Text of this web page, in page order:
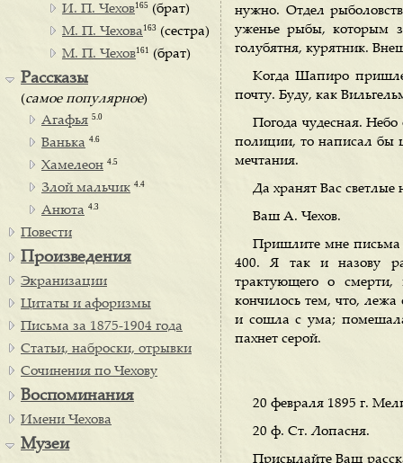
нужно. Отдел
уженье рыбы, которым
голубятня, курятник.
Когда Шапиро
почту. Буду, как
Погода чудесная.
полиции, то написал бы
мечтания.
Да хранят Вас светлые
Ваш А. Чехов.
Пришлите мне письма
400. Я так и назову
трактующего о
кончилось тем, что, лежа
и сошла с ума;
пахнет серой.
20 февраля 1895 г.
20 ф. Ст. Лопасня.
Присылайте Ваш
И. П. Чехов165 (брат)
М. П. Чехова 163 (сестра)
М. П. Чехов161 (брат)
Рассказы
(самое популярное)
Агафья 5.0
Ванька 4.6
Хамелеон 4.5
Злой мальчик 4.4
Анюта 4.3
Повести
Произведения
Экранизации
Цитаты и афоризмы
Письма за 1875-1904 года
Статьи, наброски, отрывки
Сочинения по Чехову
Воспоминания
Имени Чехова
Музеи